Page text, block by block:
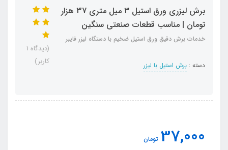
برش لیزری ورق استیل ۳ میل متری 37 هزار
تومان | مناسب قطعات صنعتی سنگین
خدمات برش دقیق ورق استیل ضخیم با دستگاه لیزر فایبر
دسته : برش استیل با لیزر
(دیدگاه 1
کاربر)
37,000 تومان